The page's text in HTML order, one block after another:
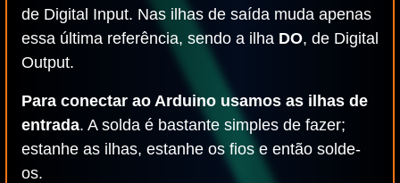
de Digital Input. Nas ilhas de saída muda apenas
essa última referência, sendo a ilha DO, de Digital
Output.
Para conectar ao Arduino usamos as ilhas de
entrada. A solda é bastante simples de fazer;
estanhe as ilhas, estanhe os fios e então solde-
os.